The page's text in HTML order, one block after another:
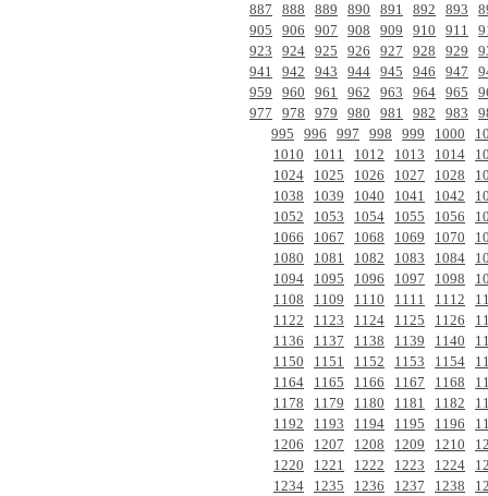
887
888 889 890 891 892 893
905
906 907 908 909 910 911
923
924 925 926 927 928 929
941
942 943 944 945 946 947
959
960 961 962 963 964 965
977
978 979 980 981 982 983
995
996 997 998 999 1000
1010
1011 1012 1013 1014
1024
1025 1026 1027 1028
1038
1039 1040 1041 1042
1052
1053 1054 1055 1056
1066
1067 1068 1069 1070
1080
1081 1082 1083 1084
1094
1095 1096 1097 1098
1108
1109 1110 1111 1112
1122
1123 1124 1125 1126
1136
1137 1138 1139 1140
1150
1151 1152 1153 1154
1164
1165 1166 1167 1168
1178
1179 1180 1181 1182
1192
1193 1194 1195 1196
1206
1207 1208 1209 1210
1220
1221 1222 1223 1224
1234
1235 1236 1237 1238